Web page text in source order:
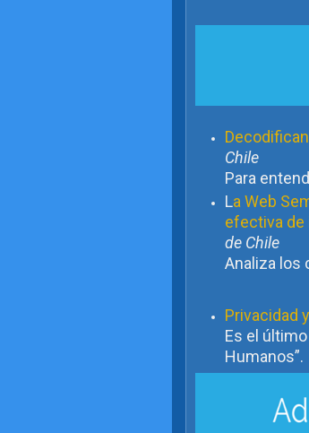
Chile
Para
La Web
efectiva de
de Chile
Analiza los
Privacidad
Es el
Humanos”.